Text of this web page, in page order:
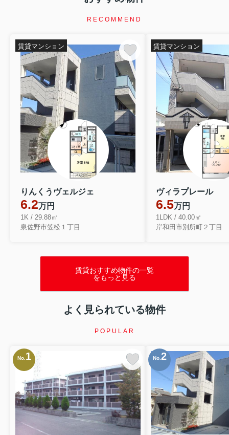
RECOMMEND
りんくうヴェルジェ
6.2万円
1K / 29.88㎡
泉佐野市笠松１丁目
賃貸マンション
ヴィラプレール
6.5万円
1LDK / 40.00㎡
岸和田市別所町２丁目
賃貸マンション
賃貸おすすめ物件の一覧
をもっと見る
よく見られている物件
POPULAR
No. 1 No. 2